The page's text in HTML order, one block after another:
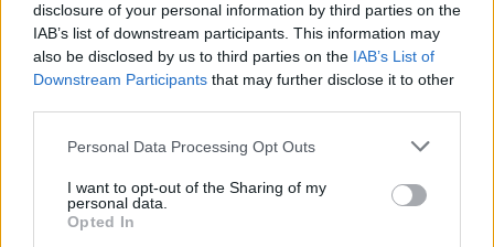
disclosure of your personal information by third parties on the
IAB’s list of downstream participants. This information may
also be disclosed by us to third parties on the IAB’s List of
Downstream Participants that may further disclose it to other
Please note that this website/app uses one or more Google
not limited to your visit or usage behaviour. You may click to
grant or deny consent to Google and its third-party tags to
use your data for below specified purposes in below Google
Personal Data Processing Opt Outs
I want to opt-out of the Sharing of my
personal data.
Opted In